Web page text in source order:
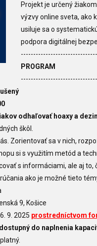
Projekt je určený
výzvy online sveta, ako
usiluje sa o
podpora digitálnej
PROGRAM
odhaľovať hoaxy a
škôl.
Zorientovať sa v nich,
si s využitím metód a
s informáciami, ale aj
ako je možné tieto
9, Košice
9. 2025 prostredníctvom
do naplnenia